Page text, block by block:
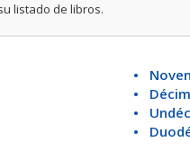
listado de libros.
•
•
•
•